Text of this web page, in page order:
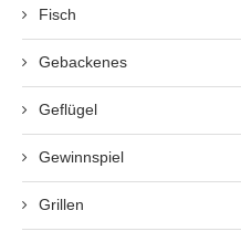
Fisch
Gebackenes
Geflügel
Gewinnspiel
Grillen